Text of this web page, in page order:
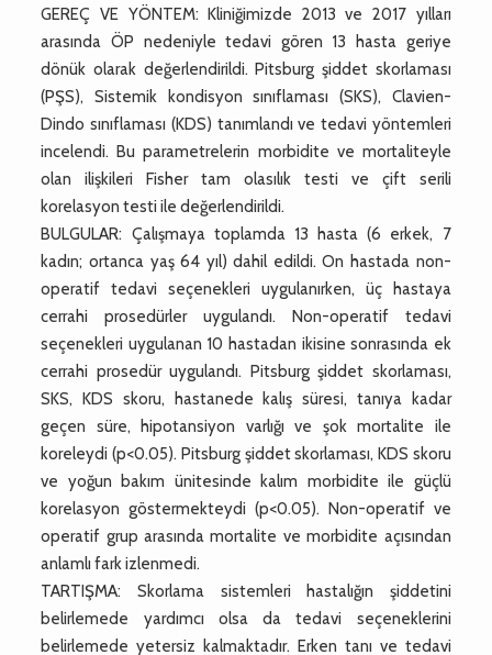
GEREÇ VE YÖNTEM: Kliniğimizde 2013 ve 2017 yılları
arasında ÖP nedeniyle tedavi gören 13 hasta geriye
dönük olarak değerlendirildi. Pitsburg şiddet skorlaması
(PŞS), Sistemik kondisyon sınıflaması (SKS), Clavien-
Dindo sınıflaması (KDS) tanımlandı ve tedavi yöntemleri
incelendi. Bu parametrelerin morbidite ve mortaliteyle
olan ilişkileri Fisher tam olasılık testi ve çift serili
korelasyon testi ile değerlendirildi.
BULGULAR: Çalışmaya toplamda 13 hasta (6 erkek, 7
kadın; ortanca yaş 64 yıl) dahil edildi. On hastada non-
operatif tedavi seçenekleri uygulanırken, üç hastaya
cerrahi prosedürler uygulandı. Non-operatif tedavi
seçenekleri uygulanan 10 hastadan ikisine sonrasında ek
cerrahi prosedür uygulandı. Pitsburg şiddet skorlaması,
SKS, KDS skoru, hastanede kalış süresi, tanıya kadar
geçen süre, hipotansiyon varlığı ve şok mortalite ile
koreleydi (p<0.05). Pitsburg şiddet skorlaması, KDS skoru
ve yoğun bakım ünitesinde kalım morbidite ile güçlü
korelasyon göstermekteydi (p<0.05). Non-operatif ve
operatif grup arasında mortalite ve morbidite açısından
anlamlı fark izlenmedi.
TARTIŞMA: Skorlama sistemleri hastalığın şiddetini
belirlemede yardımcı olsa da tedavi seçeneklerini
belirlemede yetersiz kalmaktadır. Erken tanı ve tedavi